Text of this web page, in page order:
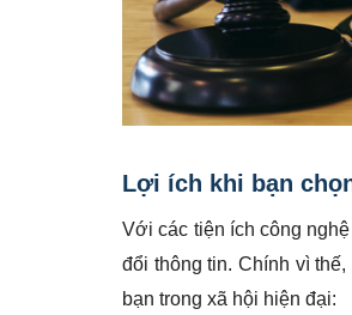
Lợi ích khi bạn
Với các tiện ích công
đổi thông tin. Chính vì
bạn trong xã hội hiện đại: